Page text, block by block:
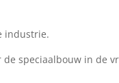
industrie.
speciaalbouw in de